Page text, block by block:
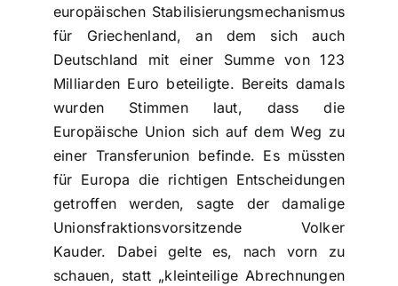
europäischen Stabilisierungsmechanismus
für Griechenland, an dem sich auch
Deutschland mit einer Summe von 123
Milliarden Euro beteiligte. Bereits damals
wurden Stimmen laut, dass die
Europäische Union sich auf dem Weg zu
einer Transferunion befinde. Es müssten
für Europa die richtigen Entscheidungen
getroffen werden, sagte der damalige
Unionsfraktionsvorsitzende Volker
Kauder. Dabei gelte es, nach vorn zu
schauen, statt „kleinteilige Abrechnungen